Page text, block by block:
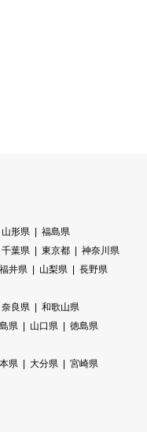
山形県
福島県
千葉県 東京都
神奈川県
福井県 山梨県
長野県
奈良県
和歌山県
県 山口県
徳島県
県 大分県
宮崎県